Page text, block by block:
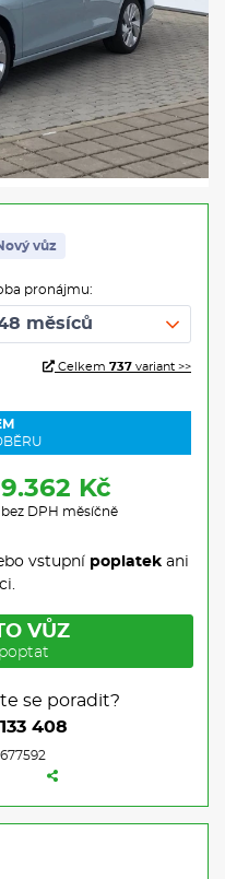
vůz
pronájmu:
Celkem 737 variant >>
9.362 Kč
bez DPH měsíčně
vstupní poplatekani
VŮZ
se poradit?
408